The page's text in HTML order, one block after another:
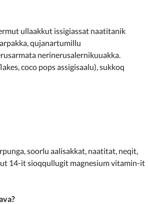
ullaakkut issigiassat naatitanik
qujanartumillu
nerinerusalernikuuakka.
coco pops assigisaalu), sukkoq
soorlu aalisakkat, naatitat, neqit,
14-it sioqqullugit magnesium vitamin-it